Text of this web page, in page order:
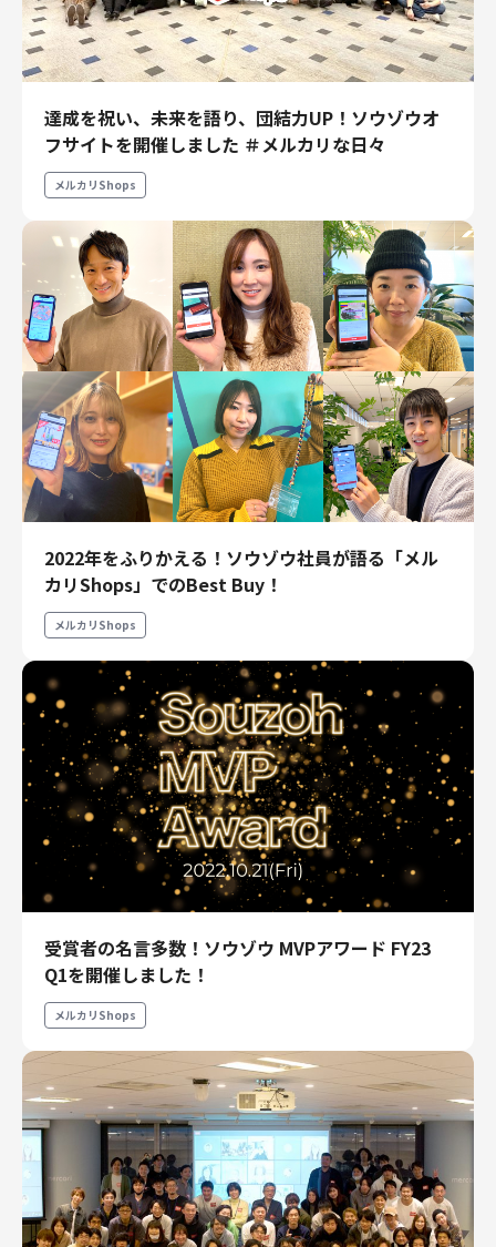
達成を祝い、未来を語り、団結力UP！ソウゾウオ
フサイトを開催しました ＃メルカリな日々
メルカリShops
2022年をふりかえる！ソウゾウ社員が語る「メル
カリShops」でのBest Buy！
メルカリShops
受賞者の名言多数！ソウゾウ MVPアワード FY23
Q1を開催しました！
メルカリShops